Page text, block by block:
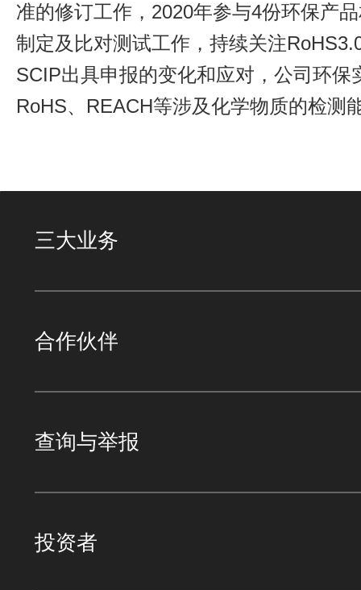
准的修订工作，2020年参与4份环保产
制定及比对测试工作，持续关注
SCIP出具申报的变化和应对，公司环保
RoHS、REACH等涉及化学物质的检测
三大业务
合作伙伴
查询与举报
投资者